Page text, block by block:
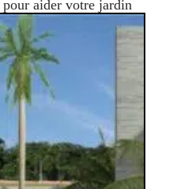
aider votre jardin